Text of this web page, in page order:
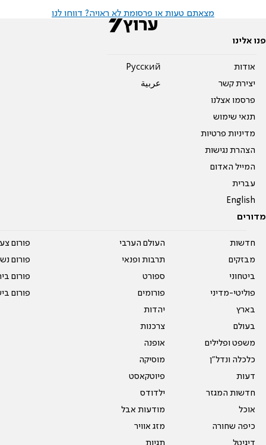
מצאתם טעות או פרסומת לא ראויה? דווחו לנו
פנו אלינו
אודות
יצירת קשר
פרסמו אצלנו
תנאי שימוש
מדיניות פרטיות
הצהרת נגישות
המייל האדום
עברית
English
Pусский
عربية
מדורים
חדשות
מבזקים
ביטחוני
פוליטי-מדיני
בארץ
בעולם
משפט ופלילים
כלכלה ונדל"ן
דעות
חדשות המגזר
אוכל
כיפה שחורה
דיגיטל
העולם הערבי
תרבות ופנאי
ספורט
פורומים
יהדות
צרכנות
אופנה
מוסיקה
פיוטקאסט
ילדודס
מודעות אבל
מזג אוויר
תגיות
פורום
פורום
פורום
פורום